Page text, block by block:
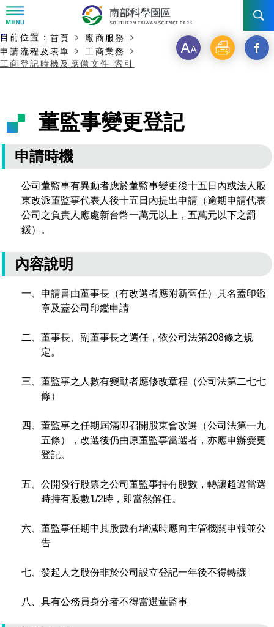
訊息公告
新聞資料專區
徵才公告
招標資訊
園區電子看板專區
發展沿革
大事紀
局長小檔案
局長電子信箱
機關組織
組織法
組織架構
組織職掌
管理局位置
施政主軸
年度工作展望
國家科學及技術委員會重大政策
廉政園地
工作職掌與聯絡管道
廉政反貪、防貪專區
公職人員及關係人補助交易身分關係公開專區
機關採購廉政平臺
獲獎記錄
檔案應用專區
檔案應用及宣導活動
檔案教育訓練及標竿學習
認識園區
臺南園區
簡介
競爭優勢
土地規劃
水電供應
園區土地廠房宿舍出租資訊
污水處理廠
高雄園區
簡介
競爭優勢
土地規劃
水電供應
污水處理廠
橋頭園區
簡介
競爭優勢
土地規劃
園區土地廠房宿舍出租資訊
污水處理廠
新設園區
交通資訊
機構及廠商名錄
園區公會資訊
研究機構
公共藝術
考古遺址
園區生活
生活服務
自行車道網
人文景觀地圖
創新創業
南科創業工坊
企業社會責任
生態資產
「沙崙生態科學園區生態保育協作平台」公開資訊
網站
工商服務
申請流程及表單
入區申辦流程
申辦案件處理時限
投資業務
通關業務
工安管理
勞資管理
營建管理
電子公文交換
相關費用
園區事業管理費
土地及廠房租賃
污水費
廢棄物清除處理費
科學園區廠商服務網
園區課程及獎補助計畫
科學園區人才培育補助計畫
新興科技應用計畫
性平專區
園區廠商採購資訊
主要內容開始
:::
目前位置： 首頁
廠商服務
申請流程及表單
工商業務
工商登記時機及應備文件 索引
字 列 另
視
窗
_
分
董監事變更登記
申請時機
公司董監事有異動者應於董監事變更後十五日內或法人股
東改派董監事代表人後十五日內提出申請（逾期申請代表
公司之負責人應處新台幣一萬元以上，五萬元以下之罰
鍰）。
內容說明
一、申請書由董事長（有改選者應附新舊任）具名蓋印鑑
章及蓋公司印鑑申請
二、董事長、副董事長之選任，依公司法第208條之規
定。
三、董監事之人數有變動者應修改章程（公司法第二七七
條）
四、董監事之任期屆滿即召開股東會改選（公司法第一九
五條），改選後仍由原董監事當選者，亦應申辦變更
登記。
五、公開發行股票之公司董監事持有股數，轉讓超過當選
時持有股數1/2時，即當然解任。
六、董監事任期中其股數有增減時應向主管機關申報並公
告
七、發起人之股份非於公司設立登記一年後不得轉讓
八、具有公務員身分者不得當選董監事